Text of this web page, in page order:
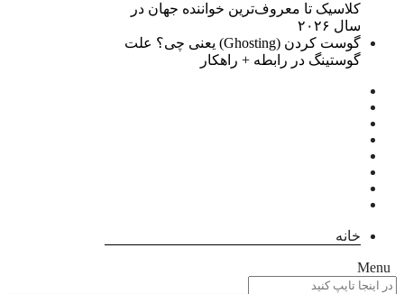
کلاسیک تا معروف‌ترین خواننده جهان در
سال ۲۰۲۶
گوست کردن (Ghosting) یعنی چی؟ علت
گوستینگ در رابطه + راهکار
خانه
Menu